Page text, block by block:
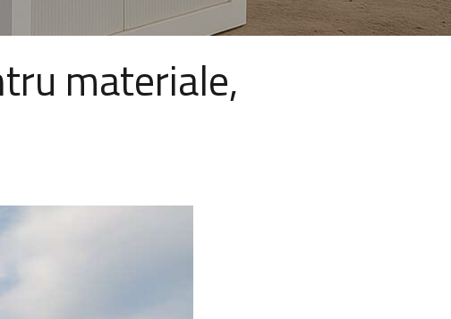
materiale,